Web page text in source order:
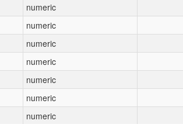
numeric
numeric
numeric
numeric
numeric
numeric
numeric